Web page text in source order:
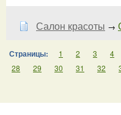
Салон красоты →
Страницы: 1 2 3 4
28
29 30 31 32